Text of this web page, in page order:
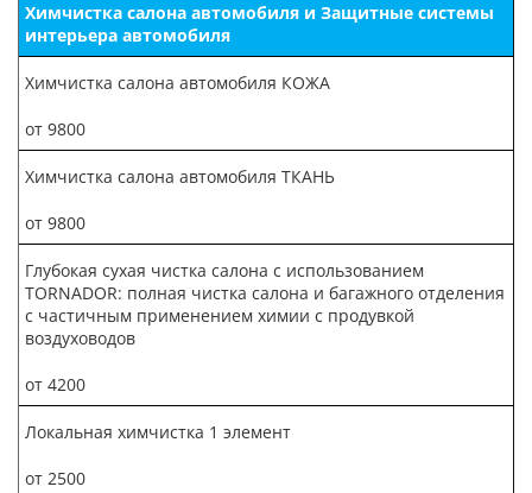
Химчистка салона автомобиля и Защитные системы
интерьера автомобиля
Химчистка салона автомобиля КОЖА
от 9800
Химчистка салона автомобиля ТКАНЬ
от 9800
Глубокая сухая чистка салона с использованием
TORNADOR: полная чистка салона и багажного отделения
с частичным применением химии с продувкой
воздуховодов
от 4200
Локальная химчистка 1 элемент
от 2500